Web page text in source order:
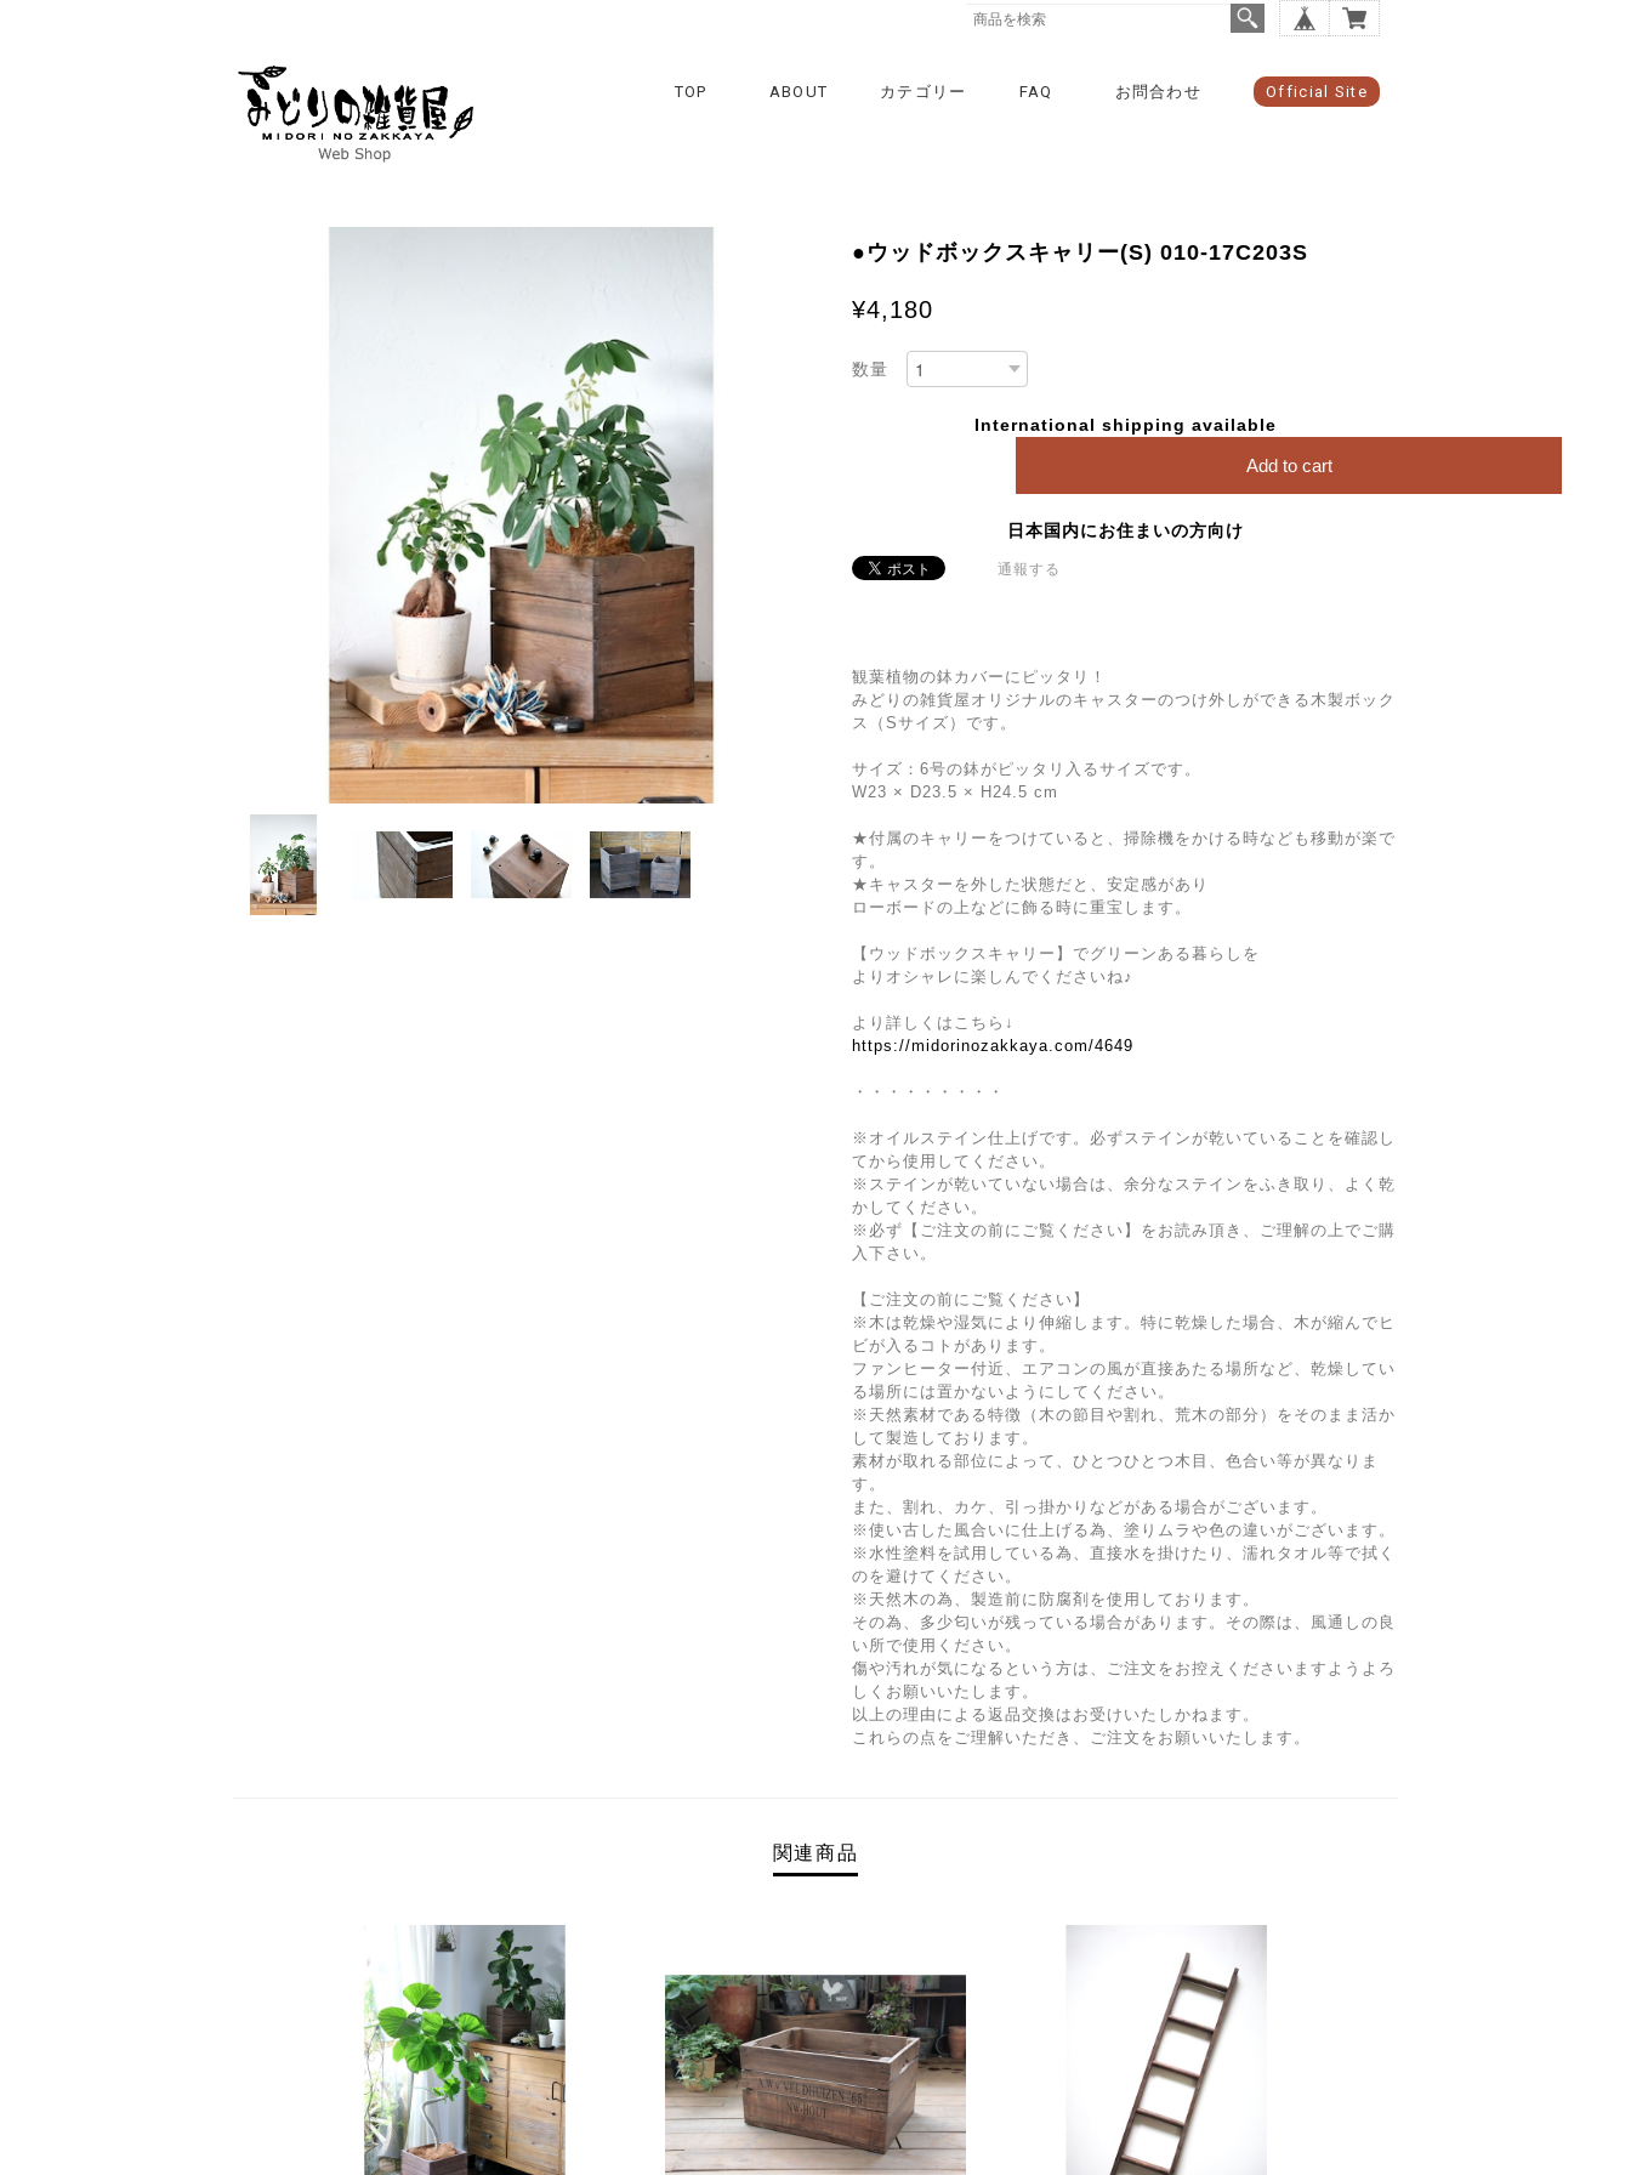
TOP ABOUT カテゴリー FAQ お問合わせ Official Site
●ウッドボックスキャリー(S) 010-17C203S
¥4,180
数量
International shipping available
Add to cart
日本国内にお住まいの方向け
通報する
観葉植物の鉢カバーにピッタリ！
みどりの雑貨屋オリジナルのキャスターのつけ外しができる木製ボック
ス（Sサイズ）です。
サイズ：6号の鉢がピッタリ入るサイズです。
W23 × D23.5 × H24.5 cm
★付属のキャリーをつけていると、掃除機をかける時なども移動が楽で
す。
★キャスターを外した状態だと、安定感があり
ローボードの上などに飾る時に重宝します。
【ウッドボックスキャリー】でグリーンある暮らしを
よりオシャレに楽しんでくださいね♪
より詳しくはこちら↓
https://midorinozakkaya.com/4649
・・・・・・・・・
※オイルステイン仕上げです。必ずステインが乾いていることを確認し
てから使用してください。
※ステインが乾いていない場合は、余分なステインをふき取り、よく乾
かしてください。
※必ず【ご注文の前にご覧ください】をお読み頂き、ご理解の上でご購
入下さい。
【ご注文の前にご覧ください】
※木は乾燥や湿気により伸縮します。特に乾燥した場合、木が縮んでヒ
ビが入るコトがあります。
ファンヒーター付近、エアコンの風が直接あたる場所など、乾燥してい
る場所には置かないようにしてください。
※天然素材である特徴（木の節目や割れ、荒木の部分）をそのまま活か
して製造しております。
素材が取れる部位によって、ひとつひとつ木目、色合い等が異なりま
す。
また、割れ、カケ、引っ掛かりなどがある場合がございます。
※使い古した風合いに仕上げる為、塗りムラや色の違いがございます。
※水性塗料を試用している為、直接水を掛けたり、濡れタオル等で拭く
のを避けてください。
※天然木の為、製造前に防腐剤を使用しております。
その為、多少匂いが残っている場合があります。その際は、風通しの良
い所で使用ください。
傷や汚れが気になるという方は、ご注文をお控えくださいますようよろ
しくお願いいたします。
以上の理由による返品交換はお受けいたしかねます。
これらの点をご理解いただき、ご注文をお願いいたします。
関連商品